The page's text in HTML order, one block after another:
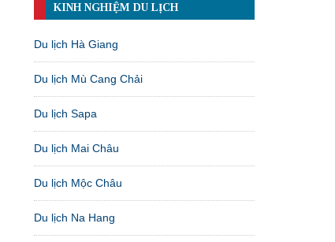
KINH NGHIỆM DU LỊCH
Du lịch Hà Giang
Du lịch Mù Cang Chải
Du lịch Sapa
Du lịch Mai Châu
Du lịch Mộc Châu
Du lịch Na Hang